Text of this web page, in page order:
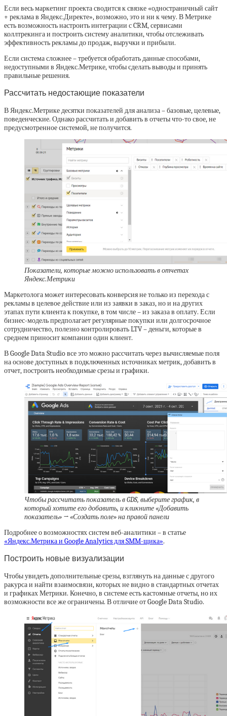
Если весь маркетинг проекта сводится к связке «одностраничный сайт
+ реклама в Яндекс.Директе», возможно, это и ни к чему. В Метрике
есть возможность настроить интеграции с CRM, сервисами
коллтрекинга и построить систему аналитики, чтобы отслеживать
эффективность рекламы до продаж, выручки и прибыли.
Если система сложнее – требуется обработать данные способами,
недоступными в Яндекс.Метрике, чтобы сделать выводы и принять
правильные решения.
Рассчитать недостающие показатели
В Яндекс.Метрике десятки показателей для анализа – базовые, целевые,
поведенческие. Однако рассчитать и добавить в отчеты что-то свое, не
предусмотренное системой, не получится.
Показатели, которые можно использовать в отчетах
Яндекс.Метрики
Маркетолога может интересовать конверсия не только из перехода с
рекламы в целевое действие или из заявки в заказ, но и на других
этапах пути клиента к покупке, в том числе – из заказа в оплату. Если
бизнес-модель предполагает регулярные покупки или долгосрочное
сотрудничество, полезно контролировать LTV – деньги, которые в
среднем приносит компании один клиент.
В Google Data Studio все это можно рассчитать через вычисляемые поля
на основе доступных в подключенных источниках метрик, добавить в
отчет, построить необходимые срезы и графики.
Чтобы рассчитать показатель в GDS, выберите график, в
который хотите его добавить, и кликните «Добавить
показатель» → «Создать поле» на правой панели
Подробнее о возможностях систем веб-аналитики – в статье
«Яндекс.Метрика и Google Analytics для SMM-щика».
Построить новые визуализации
Чтобы увидеть дополнительные срезы, взглянуть на данные с другого
ракурса и найти взаимосвязи, которых не видно в стандартных отчетах
и графиках Метрики. Конечно, в системе есть кастомные отчеты, но их
возможности все же ограничены. В отличие от Google Data Studio.